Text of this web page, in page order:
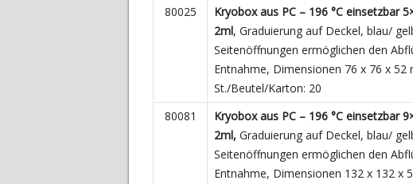
80025
Kryobox aus PC – 196 °C einsetzbar
2ml, Graduierung auf Deckel, blau/
Seitenöffnungen ermöglichen den
Entnahme, Dimensionen 76 x 76 x 52
St./Beutel/Karton: 20
80081 Kryobox aus PC – 196 °C einsetzbar
2ml, Graduierung auf Deckel, blau/
Seitenöffnungen ermöglichen den
Entnahme, Dimensionen 132 x 132 x